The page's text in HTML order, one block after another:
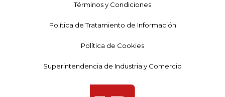
Términos y Condiciones
Política de Tratamiento de Información
Política de Cookies
Superintendencia de Industria y Comercio